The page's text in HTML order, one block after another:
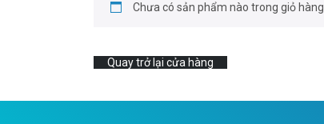
Chưa có sản phẩm nào trong giỏ hàng.
Quay trở lại cửa hàng